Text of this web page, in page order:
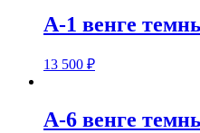
А-1 венге
13 500 ₽
А-6 венге